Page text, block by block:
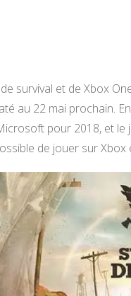
survival et de Xbox
au 22 mai prochain.
pour 2018, et
de jouer sur